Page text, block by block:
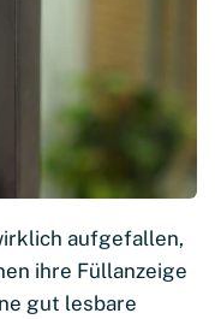
aufgefallen,
ihre Füllanzeige
gut lesbare